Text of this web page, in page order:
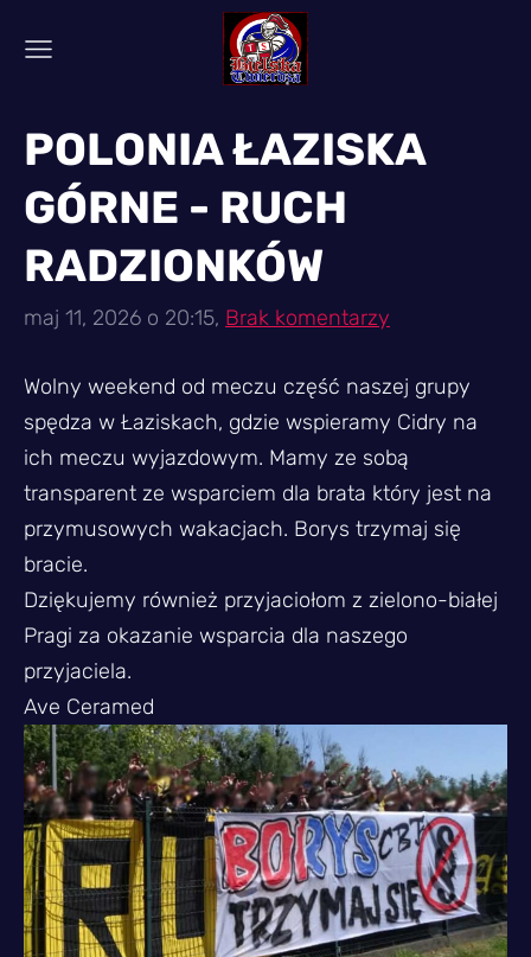
POLONIA ŁAZISKA
GÓRNE - RUCH
RADZIONKÓW
maj 11, 2026 o 20:15, Brak komentarzy
Wolny weekend od meczu część naszej grupy
spędza w Łaziskach, gdzie wspieramy Cidry na
ich meczu wyjazdowym. Mamy ze sobą
transparent ze wsparciem dla brata który jest na
przymusowych wakacjach. Borys trzymaj się
bracie.
Dziękujemy również przyjaciołom z zielono-białej
Pragi za okazanie wsparcia dla naszego
przyjaciela.
Ave Ceramed